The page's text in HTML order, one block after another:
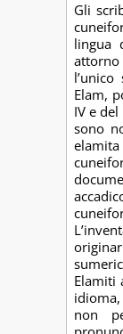
Gli
lingua
attorno
Elam,
IV e
sono
Elamiti
non